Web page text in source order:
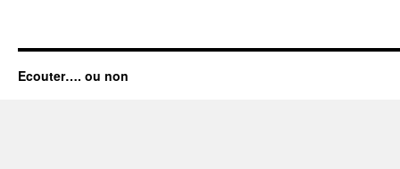
Ecouter…. ou non